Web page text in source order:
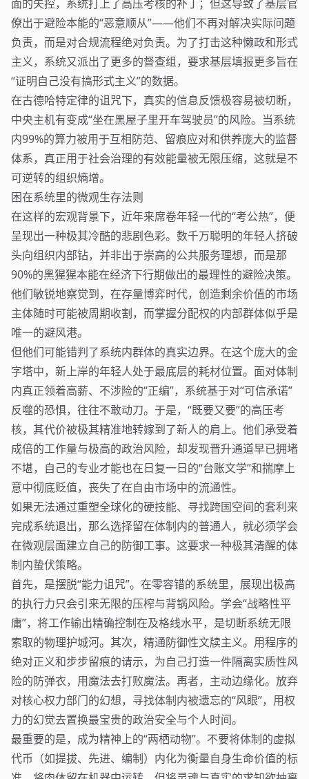
面的失控，系统打上了高压考核的补丁；但这导致了基层官
僚出于避险本能的“恶意顺从”——他们不再对解决实际问题
负责，而是对合规流程绝对负责。为了打击这种懒政和形式
主义，系统又派出了更多的督查组，要求基层填报更多旨在
“证明自己没有搞形式主义”的数据。
在古德哈特定律的诅咒下，真实的信息反馈极容易被切断，
中央主机有变成“坐在黑屋子里开车驾驶员”的风险。当系统
内99%的算力被用于互相防范、留痕应对和供养庞大的监督
体系，真正用于社会治理的有效能量被无限压缩，这就是不
可逆转的组织熵增。
困在系统里的微观生存法则
在这样的宏观背景下，近年来席卷年轻一代的“考公热”，便
呈现出一种极其冷酷的悲剧色彩。数千万聪明的年轻人挤破
头向组织内部钻，并非出于崇高的公共服务理想，而是那
90%的黑猩猩本能在经济下行期做出的最理性的避险决策。
他们敏锐地察觉到，在存量博弈时代，创造剩余价值的市场
主体随时可能被周期收割，而掌握分配权的内部群体似乎是
唯一的避风港。
但他们可能错判了系统内群体的真实边界。在这个庞大的金
字塔中，新上岸的年轻人处于最底层的耗材位置。面对体制
内真正领着高薪、不涉险的“正编”，系统基于对“可信承诺”
反噬的恐惧，往往不敢动刀。于是，“既要又要”的高压考
核，其代价被极其精准地转嫁到了新人的肩上。他们承受着
成倍的工作量与极高的政治风险，却发现晋升通道早已拥堵
不堪，自己的专业才能也在日复一日的“台账文学”和揣摩上
意中彻底贬值，丧失了在自由市场中的流通性。
如果无法通过重塑全球化的硬技能、寻找跨国空间的套利来
完成系统退出，那么选择留在体制内的普通人，就必须学会
在微观层面建立自己的防御工事。这要求一种极其清醒的体
制内蛰伏策略。
首先，是摆脱“能力诅咒”。在零容错的系统里，展现出极高
的执行力只会引来无限的压榨与背锅风险。学会“战略性平
庸”，将工作输出精确控制在及格线水平，是切断系统无限
索取的物理护城河。其次，精通防御性文牍主义。用程序的
绝对正义和步步留痕的请示，为自己打造一件隔离实质性风
险的防弹衣，用魔法去打败魔法。再者，主动边缘化。放弃
对核心权力部门的幻想，寻找体制内被遗忘的“风眼”，用权
力的幻觉去置换最宝贵的政治安全与个人时间。
最重要的是，成为精神上的“两栖动物”。不要将体制的虚拟
代币（如提拔、先进、编制）内化为衡量自身生命价值的标